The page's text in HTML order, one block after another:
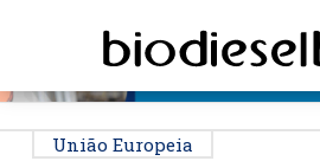
União Europeia